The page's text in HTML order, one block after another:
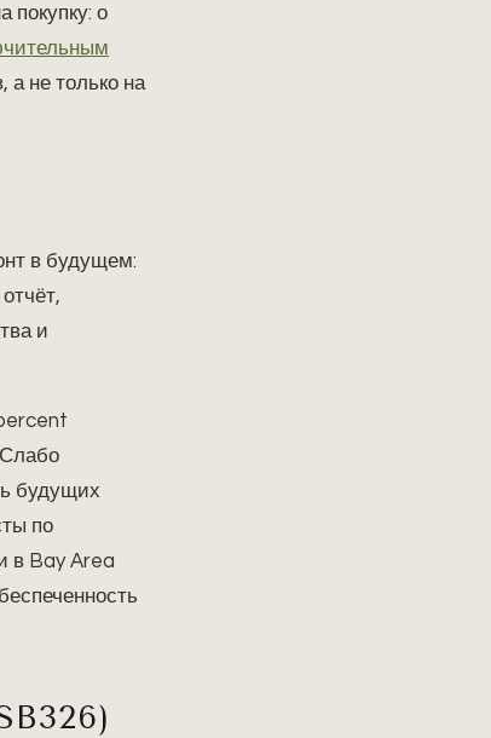
покупку: о
а не только на
в будущем:
и
Слабо
будущих
по
в Bay Area